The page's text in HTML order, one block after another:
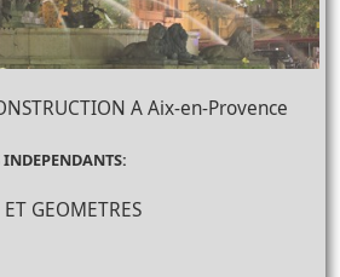
A Aix-en-Provence
INDEPENDANTS:
GEOMETRES